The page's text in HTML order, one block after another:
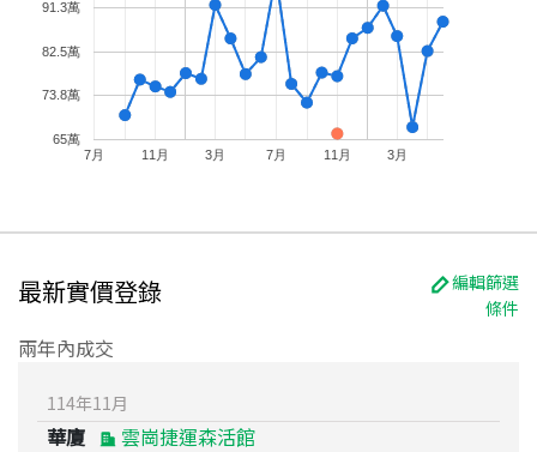
7月 11月 3月 7月 11月 3月
65萬
73.8萬
82.5萬
91.3萬
最新實價登錄
編輯篩選
條件
兩年內成交
114年11 月
華廈
雲崗捷運森活館